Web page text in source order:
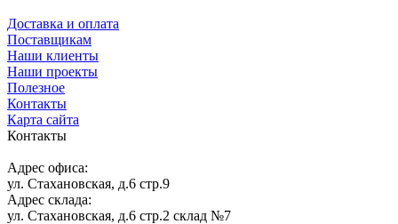
Доставка и оплата
Поставщикам
Наши клиенты
Наши проекты
Полезное
Контакты
Карта сайта
Контакты
Адрес офиса:
ул. Стахановская, д.6 стр.9
Адрес склада:
ул. Стахановская, д.6 стр.2 склад №7